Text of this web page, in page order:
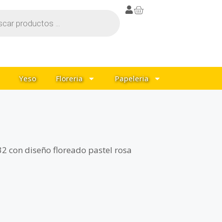
Yeso Floreria Papeleria
con diseño floreado pastel rosa